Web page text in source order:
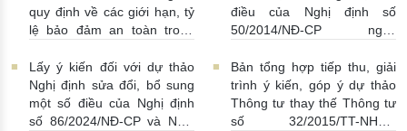
08/07/2026 | 11:21:00
quy định về các giới hạn, tỷ
lệ bảo đảm an toàn trong
thương mại, chi nhánh ngân
hàng nước ngoài
25/06/2026 | 16:00:00
điều của Nghị định số
50/2014/NĐ-CP ngày
ngoại hối nhà nước
23/06/2026 | 08:00:00
Lấy ý kiến đối với dự thảo
Nghị định sửa đổi, bổ sung
một số điều của Nghị định
số 86/2024/NĐ-CP và Nghị
Bản tổng hợp tiếp thu, giải
trình ý kiến, góp ý dự thảo
Thông tư thay thế Thông tư
số 32/2015/TT-NHNN